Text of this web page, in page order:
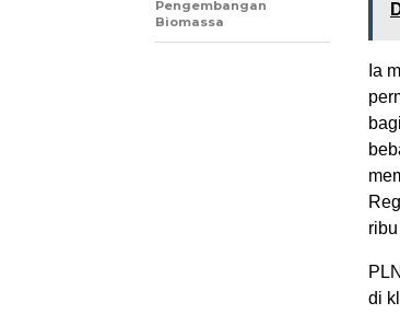
Ia
di
Pengembangan
Biomassa